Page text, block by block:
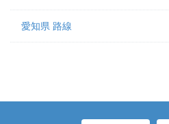
愛知県 路線